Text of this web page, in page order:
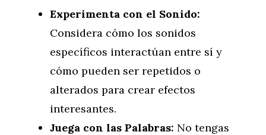
Experimenta con el Sonido:
Considera cómo los sonidos
específicos interactúan entre sí y
cómo pueden ser repetidos o
alterados para crear efectos
interesantes.
Juega con las Palabras: No tengas